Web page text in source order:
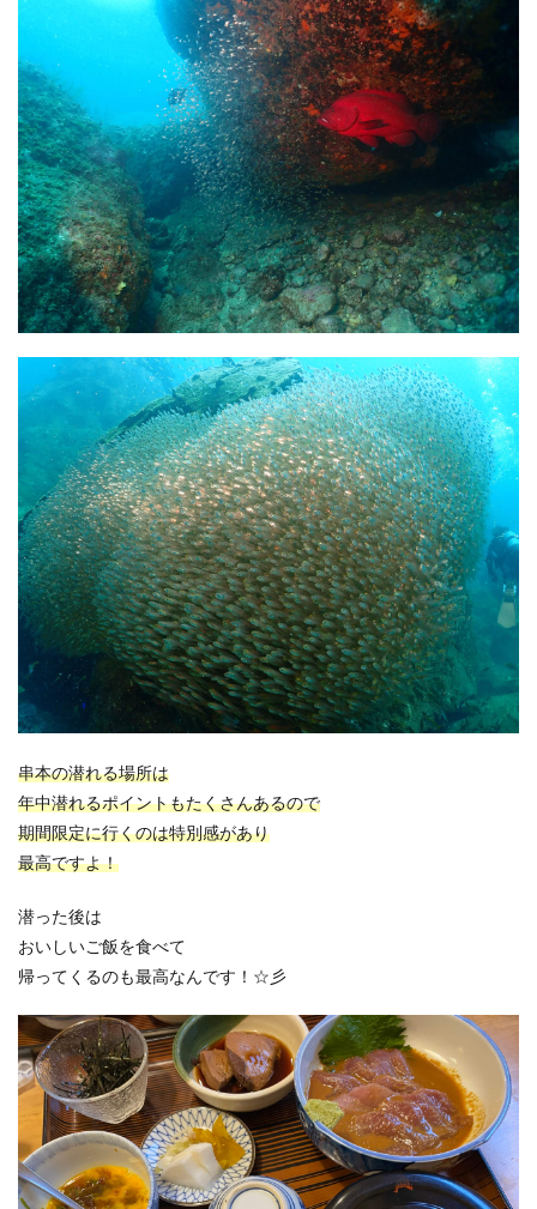
串本の潜れる場所は
年中潜れるポイントもたくさんあるので
期間限定に行くのは特別感があり
最高ですよ！
潜った後は
おいしいご飯を食べて
帰ってくるのも最高なんです！☆彡